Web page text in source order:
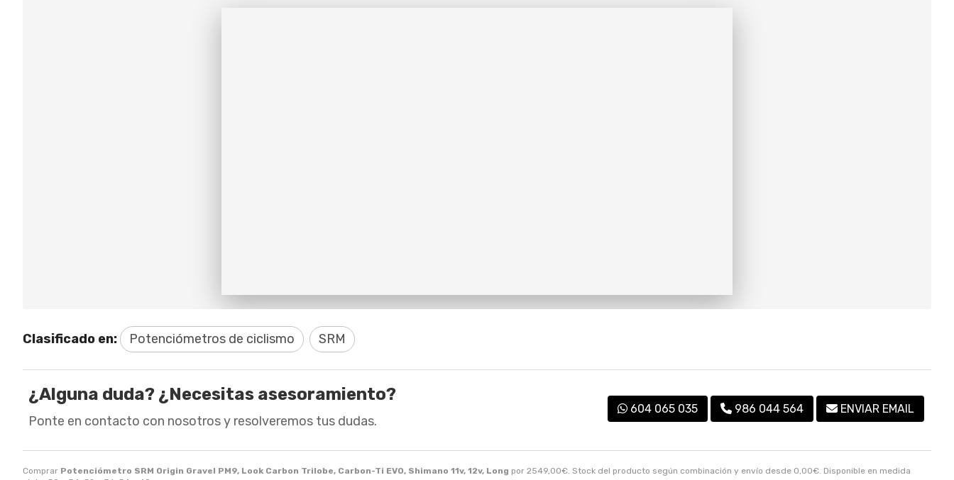
Comprar Potenciómetro SRM Origin Gravel PM9, Look Carbon Trilobe, Carbon-Ti EVO, Shimano 11v, 12v, Long por 2549,00€. Stock del producto según combinación y envío desde 0,00€. Disponible en medida
Clasificado en: Potenciómetros de ciclismo SRM
¿Alguna duda? ¿Necesitas asesoramiento?
Ponte en contacto con nosotros y resolveremos tus dudas.
604 065 035 986 044 564 ENVIAR EMAIL